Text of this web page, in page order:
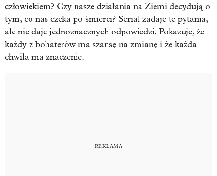
człowiekiem? Czy nasze działania na Ziemi decydują o
tym, co nas czeka po śmierci? Serial zadaje te pytania,
ale nie daje jednoznacznych odpowiedzi. Pokazuje, że
każdy z bohaterów ma szansę na zmianę i że każda
chwila ma znaczenie.